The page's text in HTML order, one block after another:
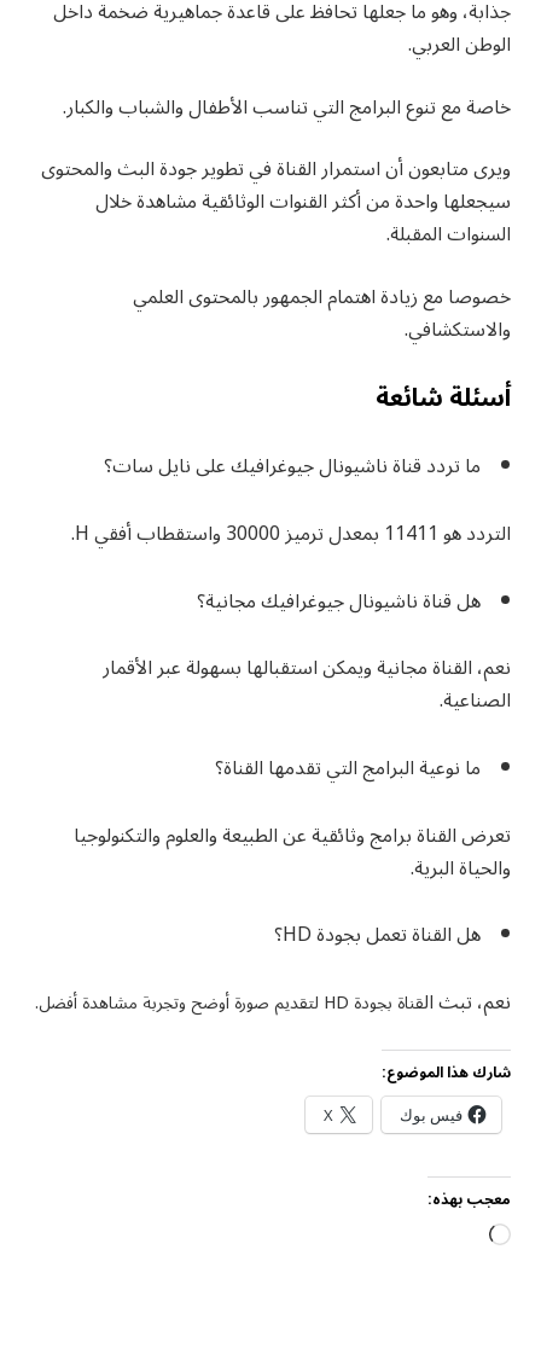
جذابة، وهو ما جعلها تحافظ على قاعدة جماهيرية ضخمة داخل
الوطن العربي.
خاصة مع تنوع البرامج التي تناسب الأطفال والشباب والكبار.
ويرى متابعون أن استمرار القناة في تطوير جودة البث والمحتوى
سيجعلها واحدة من أكثر القنوات الوثائقية مشاهدة خلال
السنوات المقبلة.
خصوصا مع زيادة اهتمام الجمهور بالمحتوى العلمي
والاستكشافي.
أسئلة شائعة
ما تردد قناة ناشيونال جيوغرافيك على نايل سات؟
التردد هو 11411 بمعدل ترميز 30000 واستقطاب أفقي H.
هل قناة ناشيونال جيوغرافيك مجانية؟
نعم، القناة مجانية ويمكن استقبالها بسهولة عبر الأقمار
الصناعية.
ما نوعية البرامج التي تقدمها القناة؟
تعرض القناة برامج وثائقية عن الطبيعة والعلوم والتكنولوجيا
والحياة البرية.
هل القناة تعمل بجودة HD؟
نعم، تبث القناة بجودة HD لتقديم صورة أوضح وتجربة مشاهدة أفضل.
شارك هذا الموضوع:
فيس بوك X
معجب بهذه:
جاري